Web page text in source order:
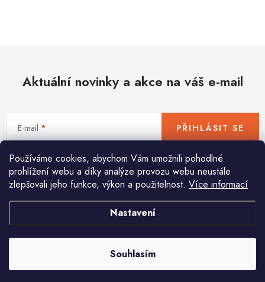
Používáme cookies, abychom Vám umožnili pohodlné
prohlížení webu a díky analýze provozu webu neustále
zlepšovali jeho funkce, výkon a použitelnost. Více informací
Nastavení
Souhlasím
Novinky
World Cleanup Day
Akční ceny
Půjčovna Kontaktuje nás
Obchodní podmínky
Vrácení a reklamace
Podmínky ochrany osobních údajů
Obchodní podmínky pro podnikatele
Způsob doručení a platby
Zásady používání cookies
Aktuální novinky a akce na váš e-mail
E-mail
Vložením e-mailu souhlasíte spodmínkami ochrany osobních údajů
PŘIHLÁSIT SE
Pomůžeme vám s výběrem
Potřebujete s něčím poradit? Jsme tu pro vás!
info@huka.cz